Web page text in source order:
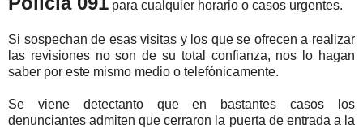
para cualquier horario o casos urgentes.
Si sospechan de esas visitas y los que se ofrecen a realizar
las revisiones no son de su total confianza, nos lo hagan
saber por este mismo medio o telefónicamente.
Se viene detectanto que en bastantes casos los
denunciantes admiten que cerraron la puerta de entrada a la